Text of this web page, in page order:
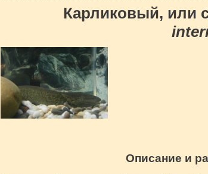
Карликовый, или
Описание и